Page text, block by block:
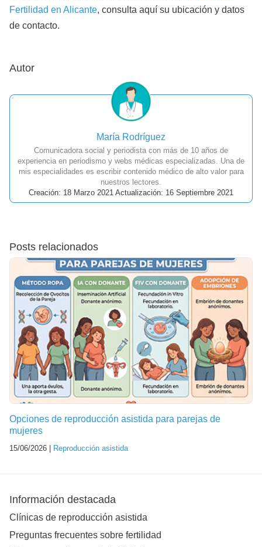
Fertilidad en Alicante, consulta aquí su ubicación y datos
de contacto.
Autor
María Rodríguez
Comunicadora social y periodista con más de 10 años de
experiencia en periodismo y webs médicas especializadas. Una de
mis especialidades es escribir contenido médico de alto valor para
nuestros lectores.
Creación: 18 Marzo 2021 Actualización: 16 Septiembre 2021
Posts relacionados
Opciones de reproducción asistida para parejas de
mujeres
15/06/2026 | Reproducción asistida
Información destacada
Clínicas de reproducción asistida
Preguntas frecuentes sobre fertilidad